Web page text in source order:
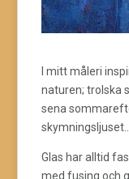
I mitt måleri
naturen; trolska
sena
skymningsljuset…
Glas har alltid
med fusing och